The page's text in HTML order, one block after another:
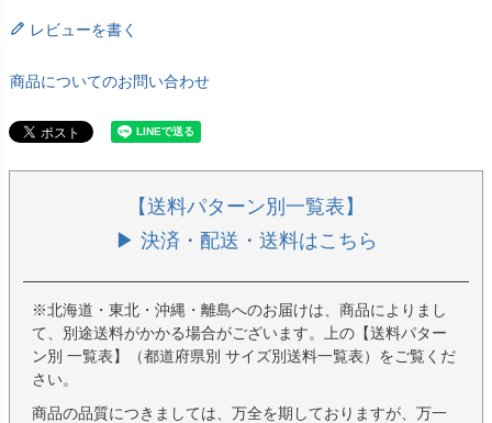
レビューを書く
商品についてのお問い合わせ
【送料パターン別一覧表】
▶ 決済・配送・送料はこちら
※北海道・東北・沖縄・離島へのお届けは、商品によりまし
て、別途送料がかかる場合がございます。上の【送料パター
ン別 一覧表】（都道府県別 サイズ別送料一覧表）をご覧くだ
さい。
商品の品質につきましては、万全を期しておりますが、万一